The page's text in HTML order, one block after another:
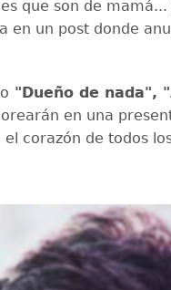
que son de
en un post donde
"Dueño de nada",
en una
corazón de todos